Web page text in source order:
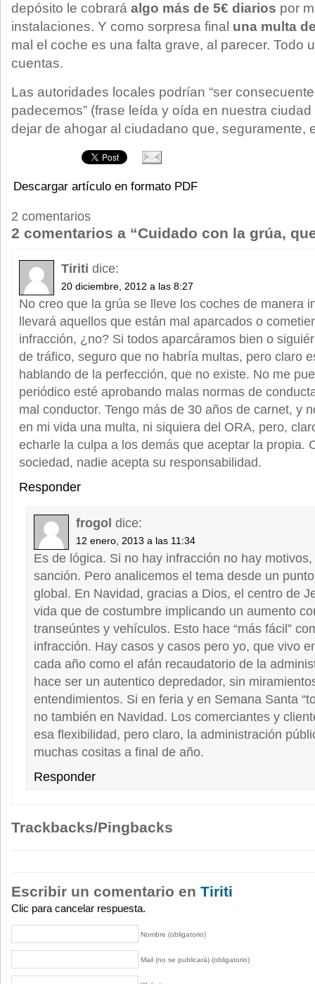
depósito le cobrará algo más de 5€ diarios por
instalaciones. Y como sorpresa final una multa
mal el coche es una falta grave, al parecer. Todo
cuentas.
Las autoridades locales podrían “ser
padecemos” (frase leída y oída en nuestra
dejar de ahogar al ciudadano que, seguramente,
Descargar artículo en formato PDF
2 comentarios
2 comentarios a “Cuidado con la grúa,
Tiriti dice:
20 diciembre, 2012 a las 8:27
No creo que la grúa se lleve los coches de manera
llevará aquellos que están mal aparcados o
infracción, ¿no? Si todos aparcáramos bien o
de tráfico, seguro que no habría multas, pero claro
hablando de la perfección, que no existe. No me
periódico esté aprobando malas normas de
mal conductor. Tengo más de 30 años de carnet, y
en mi vida una multa, ni siquiera del ORA, pero,
echarle la culpa a los demás que aceptar la propia.
sociedad, nadie acepta su responsabilidad.
Responder
frogol dice:
12 enero, 2013 a las 11:34
Es de lógica. Si no hay infracción no hay
sanción. Pero analicemos el tema desde un
global. En Navidad, gracias a Dios, el centro de
vida que de costumbre implicando un aumento
transeúntes y vehículos. Esto hace “más fácil”
infracción. Hay casos y casos pero yo, que vivo
cada año como el afán recaudatorio de la
hace ser un autentico depredador, sin
entendimientos. Si en feria y en Semana Santa
no también en Navidad. Los comerciantes y
esa flexibilidad, pero claro, la administración
muchas cositas a final de año.
Responder
Trackbacks/Pingbacks
Escribir un comentario en Tiriti
Clic para cancelar respuesta.
Nombre (obligatorio)
Mail (no se publicará) (obligatorio)